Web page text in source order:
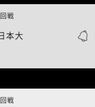
本大
戦
戦